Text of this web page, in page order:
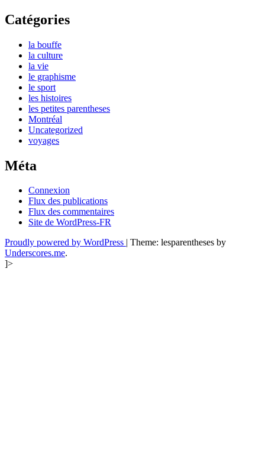
Catégories
la bouffe
la culture
la vie
le graphisme
le sport
les histoires
les petites parentheses
Montréal
Uncategorized
voyages
Méta
Connexion
Flux des publications
Flux des commentaires
Site de WordPress-FR
Proudly powered by WordPress
Theme: lesparentheses by
Underscores.me.
]>